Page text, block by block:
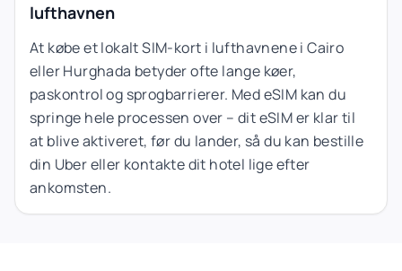
lufthavnen
At købe et lokalt SIM-kort i lufthavnene i Cairo
eller Hurghada betyder ofte lange køer,
paskontrol og sprogbarrierer. Med eSIM kan du
springe hele processen over – dit eSIM er klar til
at blive aktiveret, før du lander, så du kan bestille
din Uber eller kontakte dit hotel lige efter
ankomsten.